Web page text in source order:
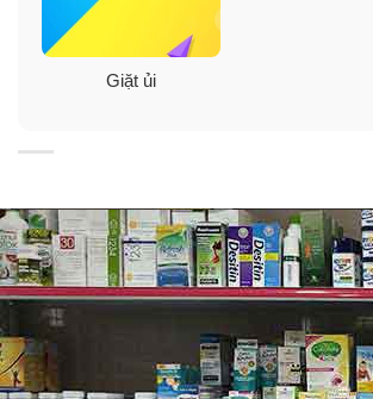
Giặt ủi